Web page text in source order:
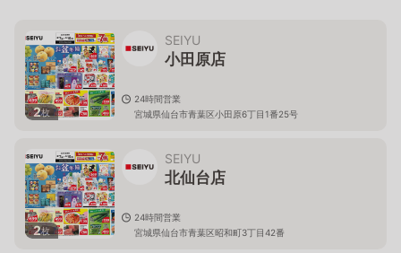
2枚
SEIYU
小田原店
24時間営業
宮城県仙台市青葉区小田原6丁目1番25号
2枚
SEIYU
北仙台店
24時間営業
宮城県仙台市青葉区昭和町3丁目42番